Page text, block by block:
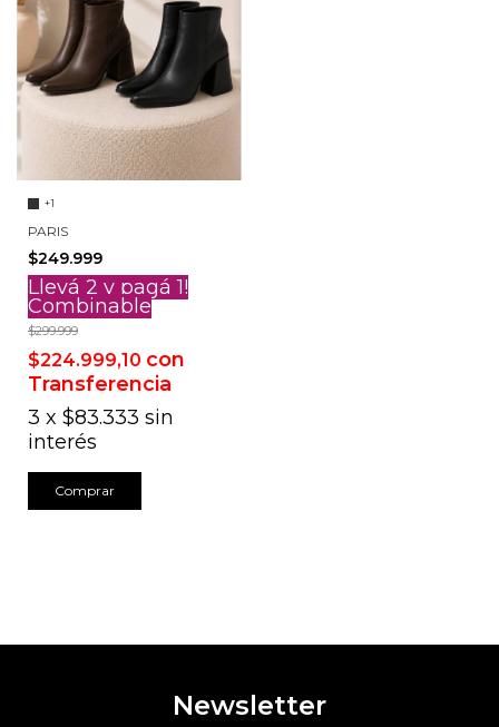
+1
PARIS
$249.999
Llevá 2 y pagá 1!
Combinable
$299.999
$224.999,10 con
Transferencia
3 x $83.333 sin
interés
Comprar
Newsletter